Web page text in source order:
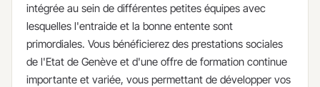
intégrée au sein de différentes petites équipes avec
lesquelles l'entraide et la bonne entente sont
primordiales. Vous bénéficierez des prestations sociales
de l'Etat de Genève et d'une offre de formation continue
importante et variée, vous permettant de développer vos